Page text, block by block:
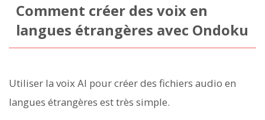
Comment créer des voix en
langues étrangères avec Ondoku
Utiliser la voix AI pour créer des fichiers audio en
langues étrangères est très simple.